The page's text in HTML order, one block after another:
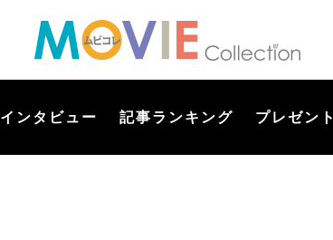
インタビュー 記事ランキング プレゼント